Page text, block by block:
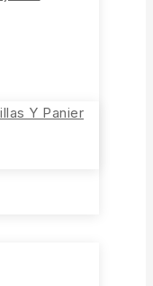
Y Panier